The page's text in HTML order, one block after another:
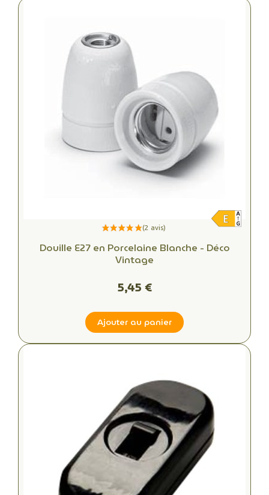
Douille E27 en Porcelaine Blanche - Déco
Vintage
5,45 €
Ajouter au panier